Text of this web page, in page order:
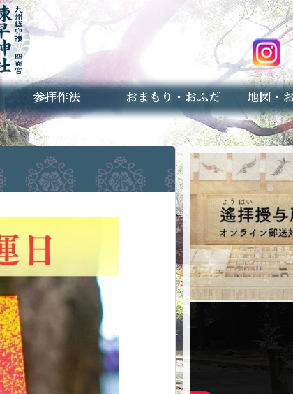
神社とは
お参りの作法 授与品のご案内
お焚き上げ（古いお守りのお取り
アクセスマップ
予約者専用フォーム（事前受付）